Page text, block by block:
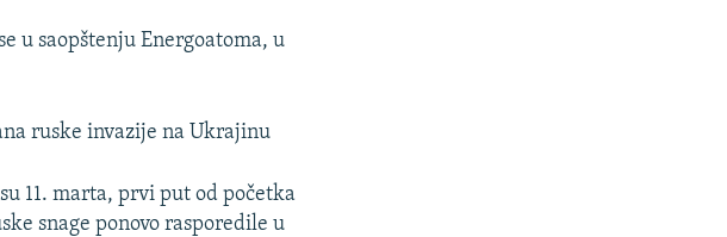
u saopštenju Energoatoma, u
ruske invazije na Ukrajinu
11. marta, prvi put od početka
snage ponovo rasporedile u